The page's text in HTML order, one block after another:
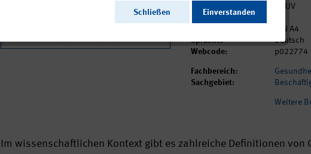
DGUV
DIN A4
Sprache:
Deutsch
Webcode:
p022774
Fachbereich:
Sachgebiet:
Weitere
Im wissenschaftlichen Kontext gibt es zahlreiche Definitionen von
Schließen Einverstanden